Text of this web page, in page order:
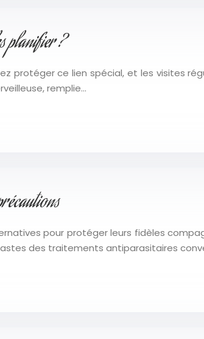
planifier ?
protéger ce lien spécial, et les visites
remplie…
pour protéger leurs fidèles
des traitements antiparasitaires